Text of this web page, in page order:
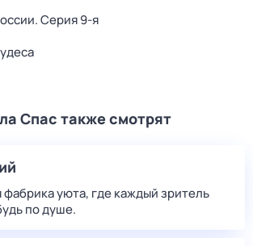
. Серия 9-я
Спас также смотрят
уюта, где каждый зритель
по душе.